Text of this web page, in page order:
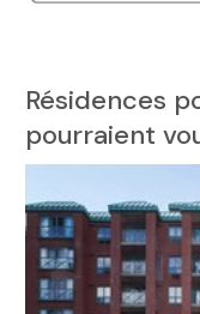
Résidences
pourraient